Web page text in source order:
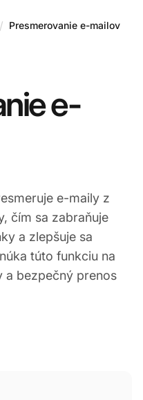
/ Presmerovanie e-mailov
e-
e-maily z
čím sa zabraňuje
a zlepšuje sa
túto funkciu na
a bezpečný prenos